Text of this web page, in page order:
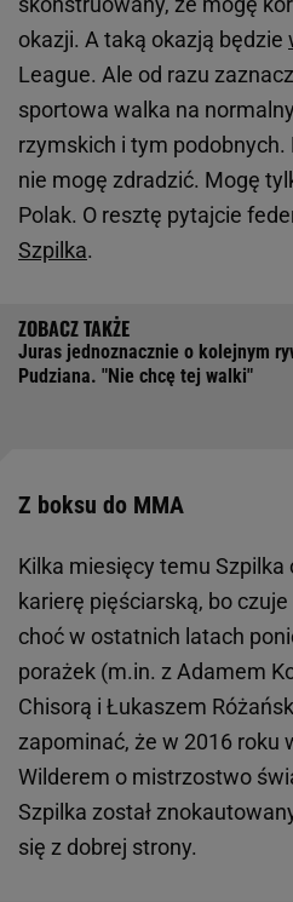
okazji. A taką okazją będzie
League. Ale od razu
sportowa walka na
rzymskich i tym podobnych.
nie mogę zdradzić. Mogę
Polak. O resztę pytajcie
Szpilka.
Juras jednoznacznie o kolejnym
Pudziana. "Nie chcę tej walki"
Z boksu do MMA
Kilka miesięcy temu Szpilka
karierę pięściarską, bo
choć w ostatnich latach
porażek (m.in. z Adamem
Chisorą i Łukaszem
zapominać, że w 2016 roku
Wilderem o mistrzostwo
Szpilka został
się z dobrej strony.